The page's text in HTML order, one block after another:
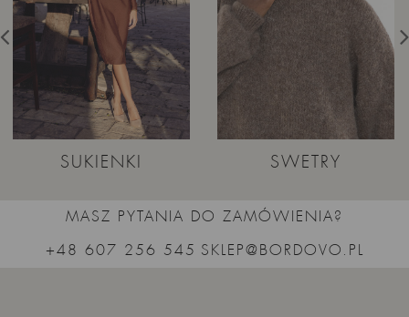
SUKIENKI SWETRY
MASZ PYTANIA DO ZAMÓWIENIA?
+48 607 256 545 SKLEP@BORDOVO.PL